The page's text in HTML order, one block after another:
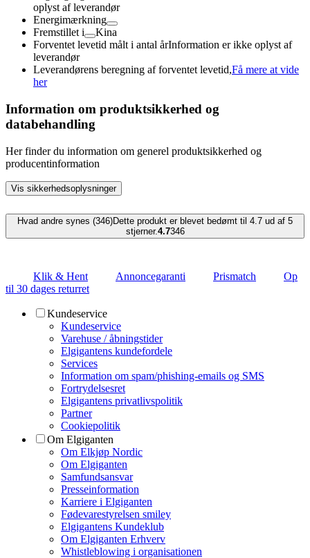
oplyst af leverandør
Energimærkning
Fremstillet i
Kina
Forventet levetid målt i antal årInformation er ikke oplyst af
leverandør
Leverandørens beregning af forventet levetid,Få mere at vide
her
Information om produktsikkerhed og
databehandling
Her finder du information om generel produktsikkerhed og
producentinformation
Vis sikkerhedsoplysninger
Hvad andre synes (346)Dette produkt er blevet bedømt til 4.7 ud af 5
stjerner.4.7346
Klik & Hent Annoncegaranti Prismatch
Op
til 30 dages returret
Kundeservice
Kundeservice
Varehuse / åbningstider
Elgigantens kundefordele
Services
Information om spam/phishing-emails og SMS
Fortrydelsesret
Elgigantens privatlivspolitik
Partner
Cookiepolitik
Om Elgiganten
Om Elkjøp Nordic
Om Elgiganten
Samfundsansvar
Presseinformation
Karriere i Elgiganten
Fødevarestyrelsen smiley
Elgigantens Kundeklub
Om Elgiganten Erhverv
Whistleblowing i organisationen